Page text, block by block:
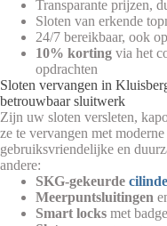
Transparante prijzen,
Sloten van erkende
24/7 bereikbaar, ook
10% korting via het
opdrachten
Sloten vervangen in
betrouwbaar sluitwerk
Zijn uw sloten versleten,
ze te vervangen met
gebruiksvriendelijke en
andere:
SKG-gekeurde
Meerpuntsluitingen
Smart locks met